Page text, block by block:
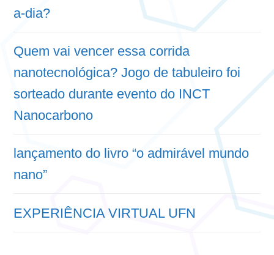
a-dia?
Quem vai vencer essa corrida
nanotecnológica? Jogo de tabuleiro foi
sorteado durante evento do INCT
Nanocarbono
lançamento do livro “o admirável mundo
nano”
EXPERIÊNCIA VIRTUAL UFN